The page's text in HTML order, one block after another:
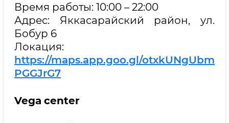
Время работы: 10:00 – 22:00
Адрес: Яккасарайский район, ул.
Бобур 6
Локация:
https://maps.app.goo.gl/otxkUNgUbm
PGGJrG7
Vega center